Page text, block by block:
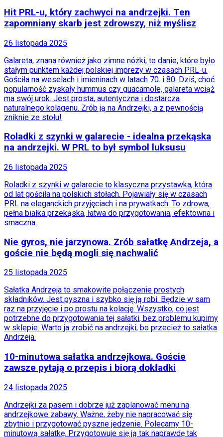
Muzyka
Aktualności
Recenzje
Kultura
Aktualności
Książki
Sztuka
Teatr
Magia
Horoskopy
Sennik
Kody rabatowe
gazetaprawna.pl
Forsal.pl
INFOR.pl
ZdrowieGO.pl
Hit PRL-u, który zachwyci na andrzejki. Ten
zapomniany skarb jest zdrowszy, niż myślisz
26 listopada 2025
Galareta, znana również jako zimne nóżki, to danie, które było
stałym punktem każdej polskiej imprezy w czasach PRL-u.
Gościła na weselach i imieninach w latach 70. i 80. Dziś, choć
popularność zyskały hummus czy guacamole, galareta wciąż
ma swój urok. Jest prosta, autentyczna i dostarcza
naturalnego kolagenu. Zrób ją na Andrzejki, a z pewnością
zniknie ze stołu!
Roladki z szynki w galarecie - idealna przekąska
na andrzejki. W PRL to był symbol luksusu
26 listopada 2025
Roladki z szynki w galarecie to klasyczna przystawka, która
od lat gościła na polskich stołach. Pojawiały się w czasach
PRL na eleganckich przyjęciach i na prywatkach. To zdrowa,
pełna białka przekąska, łatwa do przygotowania, efektowna i
smaczna.
Nie gyros, nie jarzynowa. Zrób sałatkę Andrzeja, a
goście nie będą mogli się nachwalić
25 listopada 2025
Sałatka Andrzeja to smakowite połączenie prostych
składników. Jest pyszna i szybko się ją robi. Będzie w sam
raz na przyjęcie i po prostu na kolację. Wszystko, co jest
potrzebne do przygotowania tej sałatki, bez problemu kupimy
w sklepie. Warto ja zrobić na andrzejki, bo przecież to sałatka
Andrzeja.
10-minutowa sałatka andrzejkowa. Goście
zawsze pytają o przepis i biorą dokładki
24 listopada 2025
Andrzejki za pasem i dobrze już zaplanować menu na
andrzejkowe zabawy. Ważne, żeby nie napracować się
zbytnio i przygotować pyszne jedzenie. Polecamy 10-
minutową sałatkę. Przygotowuje się ją tak naprawdę tak